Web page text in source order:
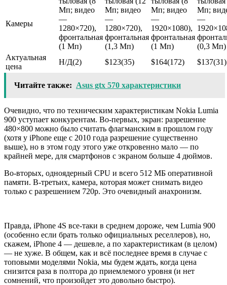
Камеры
Мп; видео
—
1280×720),
фронтальная
(1 Мп)
Мп; видео
—
1280×720),
фронтальная
(1,3 Мп)
Мп; видео
—
1920×1080),
фронтальная
(1 Мп)
Мп;
—
(0,3 Мп)
Актуальная
цена
Н/Д(2) $123(35) $164(172) $137(31)
Читайте также: Asus gtx 570 характеристики
Очевидно, что по техническим характеристикам Nokia Lumia
900 уступает конкурентам. Во-первых, экран: разрешение
480×800 можно было считать флагманским в прошлом году
(хотя у iPhone еще с 2010 года разрешение существенно
выше), но в этом году этого уже откровенно мало — по
крайней мере, для смартфонов с экраном больше 4 дюймов.
Во-вторых, одноядерный CPU и всего 512 МБ оперативной
памяти. В-третьих, камера, которая может снимать видео
только с разрешением 720р. Это очевидный анахронизм.
Правда, iPhone 4S все-таки в среднем дороже, чем Lumia 900
(особенно если брать только официальных реселлеров), но,
скажем, iPhone 4 — дешевле, а по характеристикам (в целом)
— не хуже. В общем, как и всё последнее время в случае с
топовыми моделями Nokia, мы будем ждать, когда цена
снизится раза в полтора до приемлемого уровня (и нет
сомнений, что произойдет это довольно быстро).